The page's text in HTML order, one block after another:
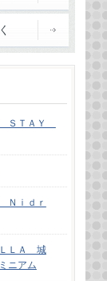
ＳＴＡＹ
Ｎｉｄｒ
ＬＬＡ 城
ニアム